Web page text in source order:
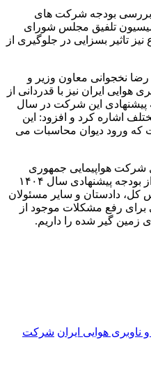
بررسی بودجه شرکت های
تلفیق مجلس شورای
تاثیر بسزایی در جلوگیری از
نخجوانی معاون وزیر و
ایران نیز با قدردانی از
پیشنهادی این شرکت در سال
اشاره کرد و افزود: این
که ورود دیوان محاسبات می
شرکت هواپیمایی جمهوری
اسلامی ایران نیز به ارائه گزارشی از بودجه پیشنهادی سال ۱۴۰۴
کل، دادستان و سایر مسئولان
رفع مشکلات موجود از
زمین گیر شده را داریم.
هوایی ایران شرکت